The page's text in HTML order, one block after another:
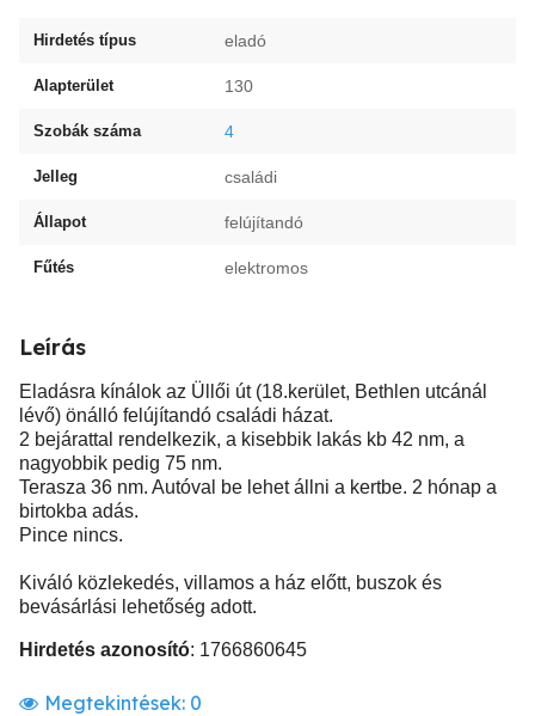
Hirdetés típus eladó
Alapterület 130
Szobák száma 4
Jelleg családi
Állapot felújítandó
Fűtés elektromos
Leírás
Eladásra kínálok az Üllői út (18.kerület, Bethlen utcánál
lévő) önálló felújítandó családi házat.
2 bejárattal rendelkezik, a kisebbik lakás kb 42 nm, a
nagyobbik pedig 75 nm.
Terasza 36 nm. Autóval be lehet állni a kertbe. 2 hónap a
birtokba adás.
Pince nincs.
Kiváló közlekedés, villamos a ház előtt, buszok és
bevásárlási lehetőség adott.
Hirdetés azonosító: 1766860645
Megtekintések: 0